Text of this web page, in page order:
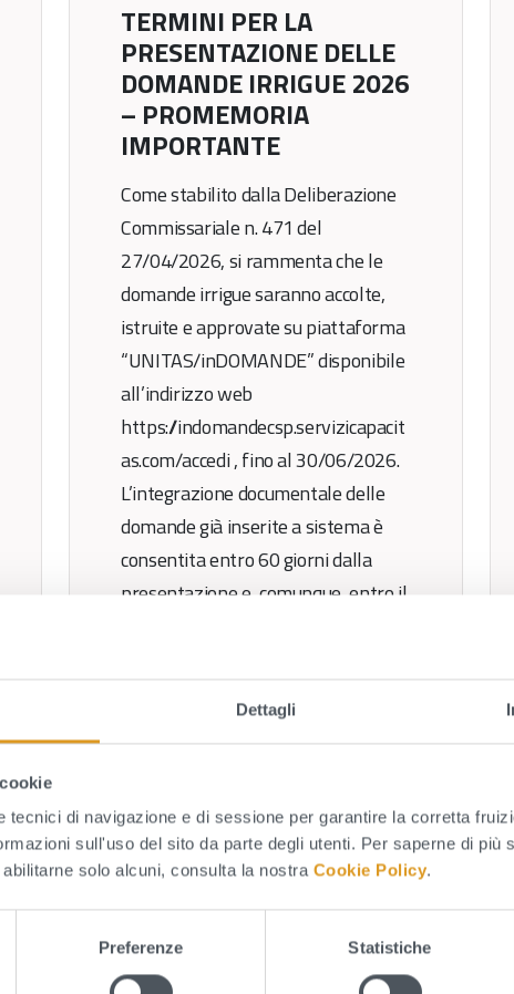
Dettagli
tecnici di navigazione e di sessione per garantire la corretta
sull'uso del sito da parte degli utenti. Per saperne di più
solo alcuni, consulta la nostra Cookie Policy.
Preferenze Statistiche
TERMINI PER LA
PRESENTAZIONE DELLE
DOMANDE IRRIGUE 2026
– PROMEMORIA
IMPORTANTE
Come stabilito dalla Deliberazione
Commissariale n. 471 del
27/04/2026, si rammenta che le
domande irrigue saranno accolte,
istruite e approvate su piattaforma
“UNITAS/inDOMANDE” disponibile
all’indirizzo web
https://indomandecsp.servizicapacit
as.com/accedi , fino al 30/06/2026.
L’integrazione documentale delle
domande già inserite a sistema è
consentita entro 60 giorni dalla
presentazione e, comunque, entro il
Leggi tutto
Si avvisa la cittadinanza che nei